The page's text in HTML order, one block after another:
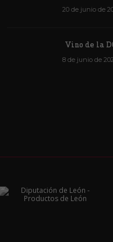
20 de junio de
Vino de la
8 de junio de